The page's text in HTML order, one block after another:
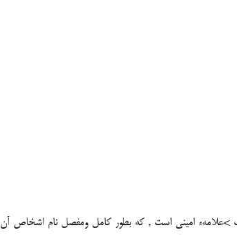
>علامهء امينى است , كه بطور كامل ومفصل نام اشخاص آن